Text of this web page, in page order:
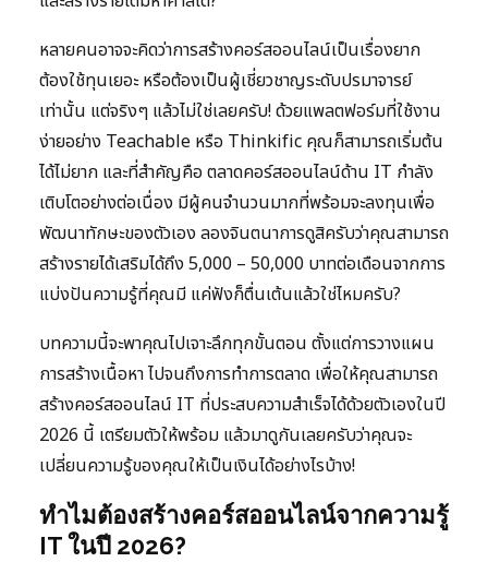
หลายคนอาจจะคิดว่าการสร้างคอร์สออนไลน์เป็นเรื่องยาก
ต้องใช้ทุนเยอะ หรือต้องเป็นผู้เชี่ยวชาญระดับปรมาจารย์
เท่านั้น แต่จริงๆ แล้วไม่ใช่เลยครับ! ด้วยแพลตฟอร์มที่ใช้งาน
ง่ายอย่าง Teachable หรือ Thinkific คุณก็สามารถเริ่มต้น
ได้ไม่ยาก และที่สำคัญคือ ตลาดคอร์สออนไลน์ด้าน IT กำลัง
เติบโตอย่างต่อเนื่อง มีผู้คนจำนวนมากที่พร้อมจะลงทุนเพื่อ
พัฒนาทักษะของตัวเอง ลองจินตนาการดูสิครับว่าคุณสามารถ
สร้างรายได้เสริมได้ถึง 5,000 – 50,000 บาทต่อเดือนจากการ
แบ่งปันความรู้ที่คุณมี แค่ฟังก็ตื่นเต้นแล้วใช่ไหมครับ?
บทความนี้จะพาคุณไปเจาะลึกทุกขั้นตอน ตั้งแต่การวางแผน
การสร้างเนื้อหา ไปจนถึงการทำการตลาด เพื่อให้คุณสามารถ
สร้างคอร์สออนไลน์ IT ที่ประสบความสำเร็จได้ด้วยตัวเองในปี
2026 นี้ เตรียมตัวให้พร้อม แล้วมาดูกันเลยครับว่าคุณจะ
เปลี่ยนความรู้ของคุณให้เป็นเงินได้อย่างไรบ้าง!
ทำไมต้องสร้างคอร์สออนไลน์จากความรู้
IT ในปี 2026?